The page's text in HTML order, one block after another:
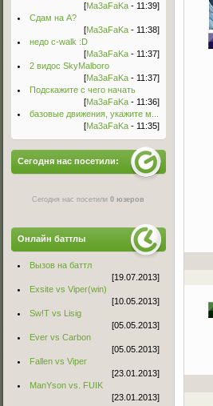
[Ma3aFaKa - 11:39]
Сдам на А?
[Ma3aFaKa - 11:38]
недо c-walk :D
[Ma3aFaKa - 11:37]
2 видос SkyMalboro
[Ma3aFaKa - 11:37]
Подскажите с чего начать
[Ma3aFaKa - 11:36]
базовые движения, укажите м...
[Ma3aFaKa - 11:35]
Сегодня нас посетили:
Сегодня нас посетили0 юзеров
Онлайн баттлы
Вызов на баттл
[19.07.2013]
Exsite vs Viper(win)
[10.05.2013]
Sw!T vs Lisig
[05.05.2013]
Ever vs Carbon
[05.05.2013]
Fallen vs Viper
[23.01.2013]
ManYson vs. FUIK
[23.01.2013]